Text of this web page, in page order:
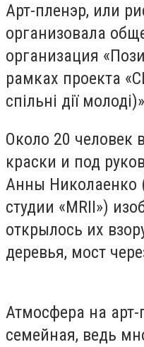
Арт-пленэр, или
организовала
организация
рамках проекта
спільні дії
Около 20 человек
краски и под
Анны Николаенко
студии «MRII»)
открылось их
деревья, мост
Атмосфера на
семейная, ведь